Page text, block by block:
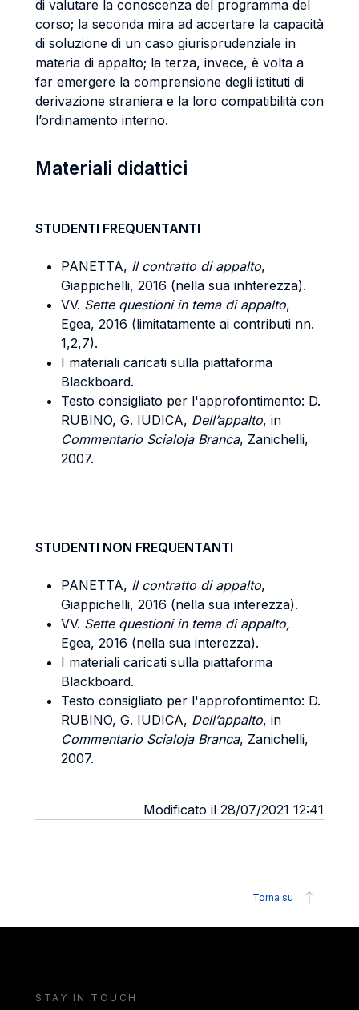
di valutare la conoscenza del programma del
corso; la seconda mira ad accertare la capacità
di soluzione di un caso giurisprudenziale in
materia di appalto; la terza, invece, è volta a
far emergere la comprensione degli istituti di
derivazione straniera e la loro compatibilità con
l’ordinamento interno.
Materiali didattici
STUDENTI FREQUENTANTI
PANETTA, Il contratto di appalto,
Giappichelli, 2016 (nella sua inhterezza).
VV. Sette questioni in tema di appalto,
Egea, 2016 (limitatamente ai contributi nn.
1,2,7).
I materiali caricati sulla piattaforma
Blackboard.
Testo consigliato per l'approfontimento: D.
RUBINO, G. IUDICA, Dell’appalto, in
Commentario Scialoja Branca, Zanichelli,
2007.
STUDENTI NON FREQUENTANTI
PANETTA, Il contratto di appalto,
Giappichelli, 2016 (nella sua interezza).
VV. Sette questioni in tema di appalto,
Egea, 2016 (nella sua interezza).
I materiali caricati sulla piattaforma
Blackboard.
Testo consigliato per l'approfontimento: D.
RUBINO, G. IUDICA, Dell’appalto, in
Commentario Scialoja Branca, Zanichelli,
2007.
Modificato il 28/07/2021 12:41
Torna su
STAY IN TOUCH